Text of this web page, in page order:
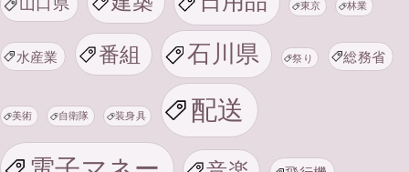
東京 林業
水産業 番組 石川県 祭り 総務省
美術 自衛隊 装身具 配送